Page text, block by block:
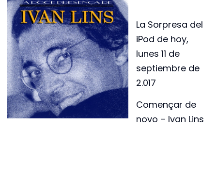
La Sorpresa del
iPod de hoy,
lunes 11 de
septiembre de
2.017
Començar de
novo – Ivan Lins